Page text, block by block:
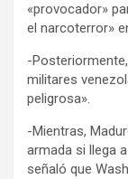
«provocador»
el narcoterror»
-
militares
peligrosa».
-Mientras,
armada si llega
señaló que